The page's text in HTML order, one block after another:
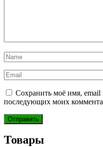
Сохранить моё имя, email
последующих моих
Товары